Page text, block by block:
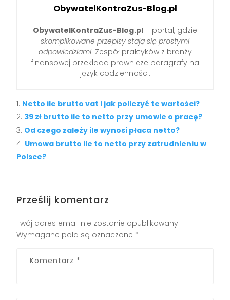
ObywatelKontraZus-Blog.pl
ObywatelKontraZus-Blog.pl – portal, gdzie
skomplikowane przepisy stają się prostymi
odpowiedziami. Zespół praktyków z branży
finansowej przekłada prawnicze paragrafy na
język codzienności.
Netto ile brutto vat i jak policzyć te wartości?
39 zł brutto ile to netto przy umowie o pracę?
Od czego zależy ile wynosi płaca netto?
Umowa brutto ile to netto przy zatrudnieniu w
Polsce?
Prześlij komentarz
Twój adres email nie zostanie opublikowany.
Wymagane pola są oznaczone *